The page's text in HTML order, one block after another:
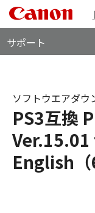
サポート
PS3互換
English（
ソフトウエアダウ